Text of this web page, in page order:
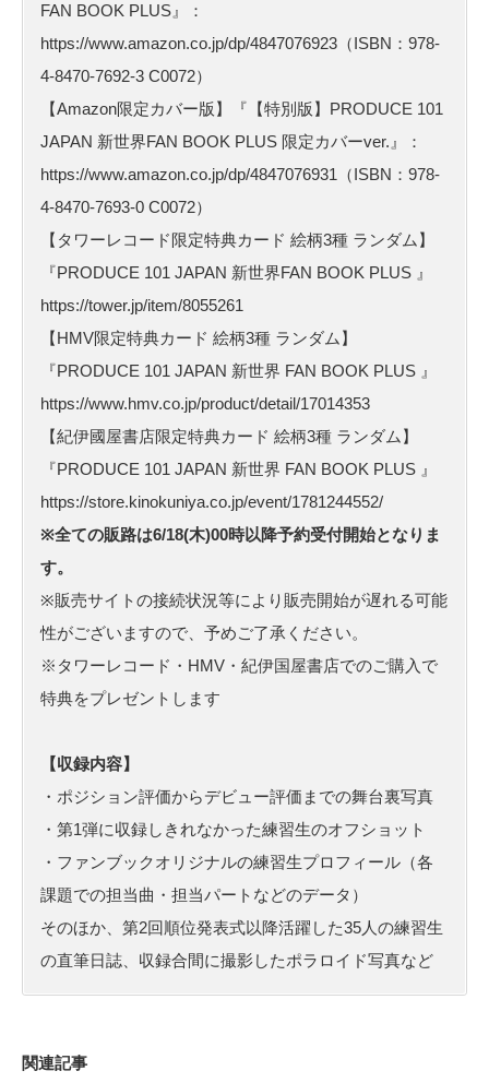
FAN BOOK PLUS』：
https://www.amazon.co.jp/dp/4847076923（ISBN：978-
4-8470-7692-3 C0072）
【Amazon限定カバー版】『【特別版】PRODUCE 101
JAPAN 新世界FAN BOOK PLUS 限定カバーver.』：
https://www.amazon.co.jp/dp/4847076931（ISBN：978-
4-8470-7693-0 C0072）
【タワーレコード限定特典カード 絵柄3種 ランダム】
『PRODUCE 101 JAPAN 新世界FAN BOOK PLUS 』
https://tower.jp/item/8055261
【HMV限定特典カード 絵柄3種 ランダム】
『PRODUCE 101 JAPAN 新世界 FAN BOOK PLUS 』
https://www.hmv.co.jp/product/detail/17014353
【紀伊國屋書店限定特典カード 絵柄3種 ランダム】
『PRODUCE 101 JAPAN 新世界 FAN BOOK PLUS 』
https://store.kinokuniya.co.jp/event/1781244552/
※全ての販路は6/18(木)00時以降予約受付開始となりま
す。
※販売サイトの接続状況等により販売開始が遅れる可能
性がございますので、予めご了承ください。
※タワーレコード・HMV・紀伊国屋書店でのご購入で
特典をプレゼントします
【収録内容】
・ポジション評価からデビュー評価までの舞台裏写真
・第1弾に収録しきれなかった練習生のオフショット
・ファンブックオリジナルの練習生プロフィール（各
課題での担当曲・担当パートなどのデータ）
そのほか、第2回順位発表式以降活躍した35人の練習生
の直筆日誌、収録合間に撮影したポラロイド写真など
関連記事